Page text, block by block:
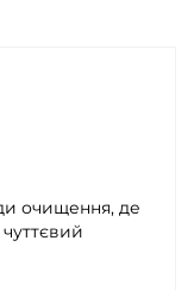
очищення, де